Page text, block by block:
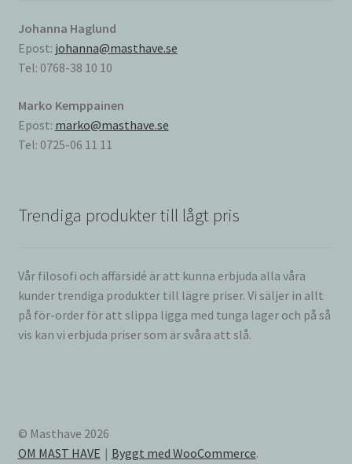
Johanna Haglund
Epost: johanna@masthave.se
Tel: 0768-38 10 10
Marko Kemppainen
Epost: marko@masthave.se
Tel: 0725-06 11 11
Trendiga produkter till lågt pris
Vår filosofi och affärsidé är att kunna erbjuda alla våra
kunder trendiga produkter till lägre priser. Vi säljer in allt
på för-order för att slippa ligga med tunga lager och på så
vis kan vi erbjuda priser som är svåra att slå.
© Masthave 2026
OM MAST HAVE
Byggt med WooCommerce.